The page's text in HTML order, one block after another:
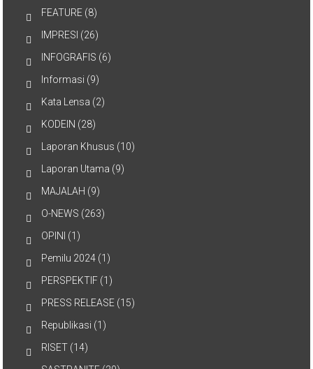
FEATURE (8)
IMPRESI (26)
INFOGRAFIS (6)
Informasi (9)
Kata Lensa (2)
KODEIN (28)
Laporan Khusus (10)
Laporan Utama (9)
MAJALAH (9)
O-NEWS (263)
OPINI (1)
Pemilu 2024 (1)
PERSPEKTIF (1)
PRESS RELEASE (15)
Republikasi (1)
RISET (14)